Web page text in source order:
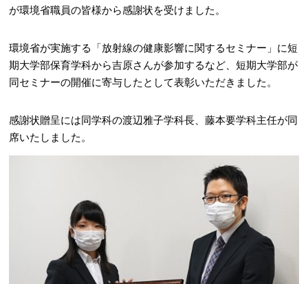
が環境省職員の皆様から感謝状を受けました。
環境省が実施する「放射線の健康影響に関するセミナー」に短
期大学部保育学科から吉原さんが参加するなど、短期大学部が
同セミナーの開催に寄与したとして表彰いただきました。
感謝状贈呈には同学科の渡辺雅子学科長、藤本要学科主任が同
席いたしました。